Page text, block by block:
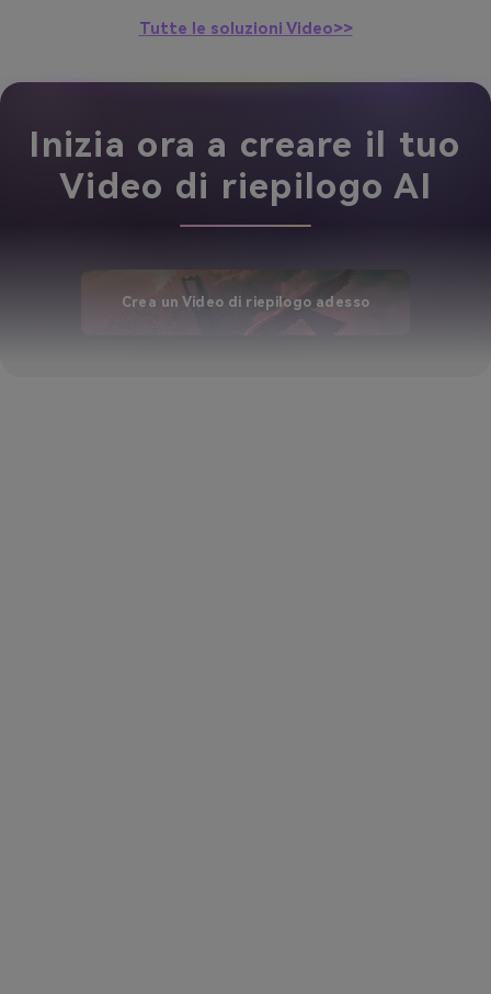
Tutte le soluzioni Video>>
Inizia ora a creare il tuo
Video di riepilogo AI
Crea un Video di riepilogo adesso